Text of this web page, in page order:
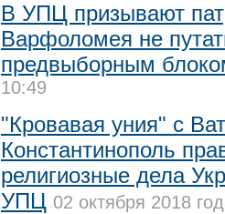
В УПЦ призывают
Варфоломея не
предвыборным
10:49
"Кровавая уния" с
Константинополь
религиозные дела
УПЦ 02 октября 2018